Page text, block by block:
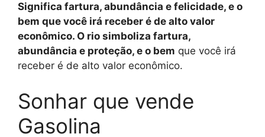
Significa fartura, abundância e felicidade, e o
bem que você irá receber é de alto valor
econômico. O rio simboliza fartura,
abundância e proteção, e o bem que você irá
receber é de alto valor econômico.
Sonhar que vende
Gasolina